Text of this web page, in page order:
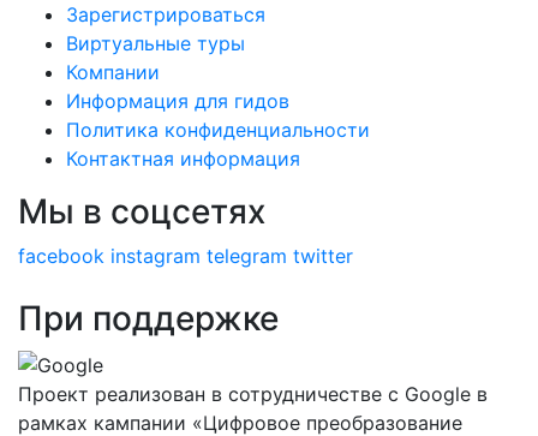
Зарегистрироваться
Виртуальные туры
Компании
Информация для гидов
Политика конфиденциальности
Контактная информация
Мы в соцсетях
facebook instagram telegram twitter
При поддержке
Проект реализован в сотрудничестве с Google в
рамках кампании «Цифровое преобразование